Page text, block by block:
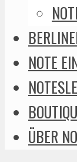
NOTE
ÜBER